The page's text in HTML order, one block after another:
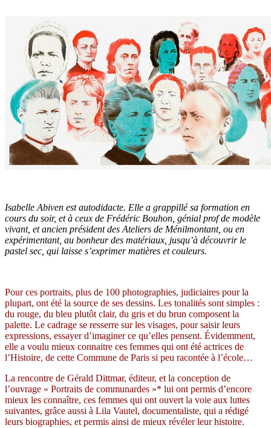
Isabelle Abiven est autodidacte. Elle a grappillé sa formation en
cours du soir, et à ceux de Frédéric Bouhon, génial prof de modèle
vivant, et ancien président des Ateliers de Ménilmontant, ou en
expérimentant, au bonheur des matériaux, jusqu’à découvrir le
pastel sec, qui laisse s’exprimer matières et couleurs.
Pour ces portraits, plus de 100 photographies, judiciaires pour la
plupart, ont été la source de ses dessins. Les tonalités sont simples :
du rouge, du bleu plutôt clair, du gris et du brun composent la
palette. Le cadrage se resserre sur les visages, pour saisir leurs
expressions, essayer d’imaginer ce qu’elles pensent. Évidemment,
elle a voulu mieux connaitre ces femmes qui ont été actrices de
l’Histoire, de cette Commune de Paris si peu racontée à l’école…
La rencontre de Gérald Dittmar, éditeur, et la conception de
l’ouvrage « Portraits de communardes »* lui ont permis d’encore
mieux les connaître, ces femmes qui ont ouvert la voie aux luttes
suivantes, grâce aussi à Lila Vautel, documentaliste, qui a rédigé
leurs biographies, et permis ainsi de mieux révéler leur histoire.